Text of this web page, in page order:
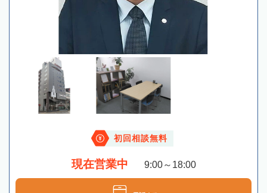
初回相談無料
現在営業中 9:00～18:00